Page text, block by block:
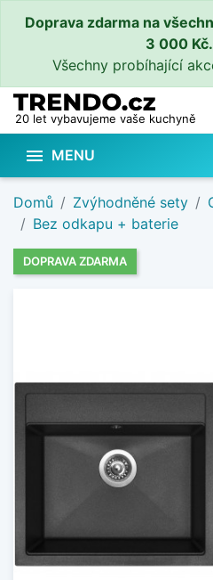
Doprava zdarma na
3 000 Kč.
Všechny probíhající
20 let vybavujeme vaše kuchyně
 MENU
Domů Zvýhodněné sety
Bez odkapu + baterie
DOPRAVA ZDARMA